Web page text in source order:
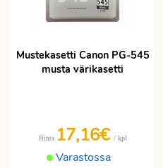
Mustekasetti Canon PG-545
musta värikasetti
Varastossa
Hinta 17,16€ / kpl